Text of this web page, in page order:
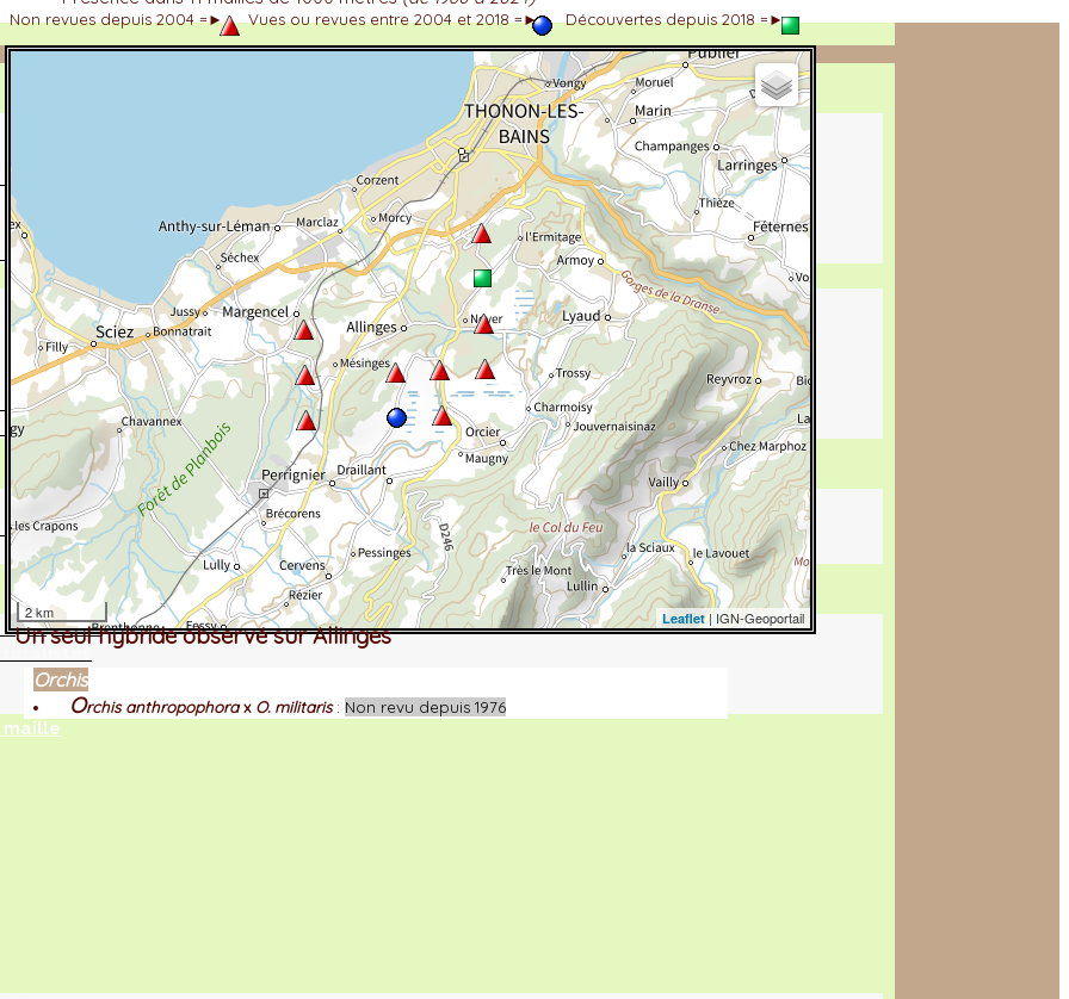
cotations UICN)
?
maille
2 km Leaflet | IGN-Geoportail
Un seul hybride observé sur Allinges
Orchis
Orchis anthropophorax O. militaris: Non revu depuis 1976
Non revues depuis 2004 =► Vues ou revues entre 2004 et 2018 =► Découvertes depuis 2018 =►